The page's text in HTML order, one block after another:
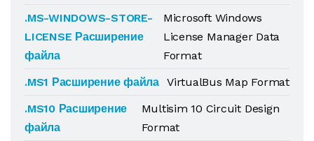
.MS-WINDOWS-STORE-
LICENSE Расширение
файла
Microsoft Windows
License Manager Data
Format
.MS1 Расширение файла VirtualBus Map Format
.MS10 Расширение
файла
Multisim 10 Circuit Design
Format